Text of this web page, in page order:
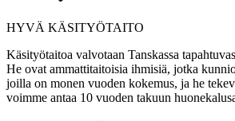
HYVÄ KÄSITYÖTAITO
Käsityötaitoa valvotaan Tanskassa
He ovat ammattitaitoisia ihmisiä, jotka
joilla on monen vuoden kokemus, ja he
voimme antaa 10 vuoden takuun